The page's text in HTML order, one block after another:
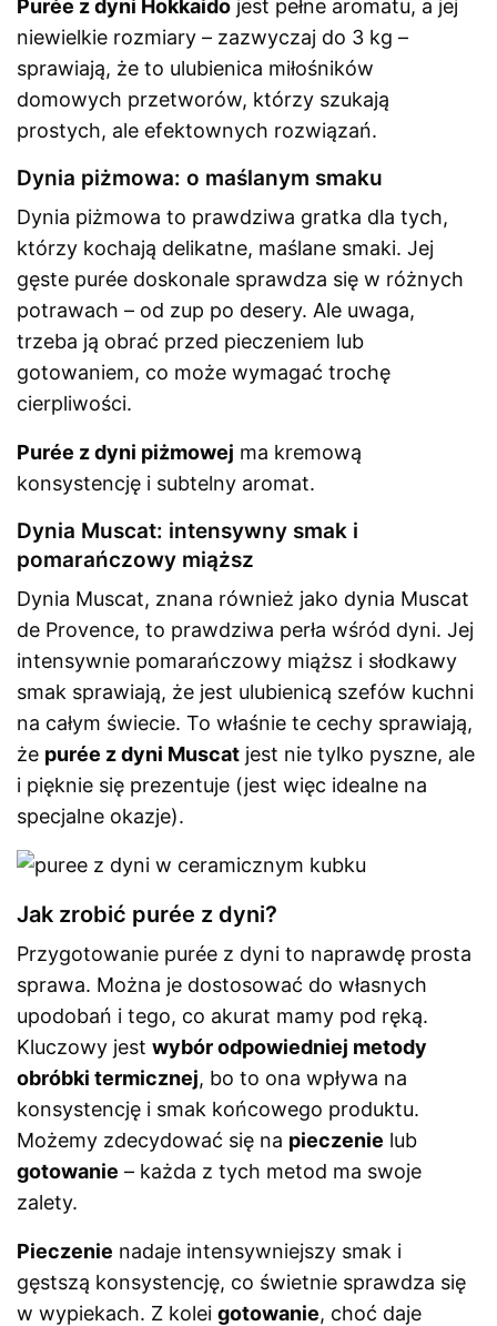
Purée z dyni Hokkaido jest pełne aromatu, a jej
niewielkie rozmiary – zazwyczaj do 3 kg –
sprawiają, że to ulubienica miłośników
domowych przetworów, którzy szukają
prostych, ale efektownych rozwiązań.
Dynia piżmowa: o maślanym smaku
Dynia piżmowa to prawdziwa gratka dla tych,
którzy kochają delikatne, maślane smaki. Jej
gęste purée doskonale sprawdza się w różnych
potrawach – od zup po desery. Ale uwaga,
trzeba ją obrać przed pieczeniem lub
gotowaniem, co może wymagać trochę
cierpliwości.
Purée z dyni piżmowej ma kremową
konsystencję i subtelny aromat.
Dynia Muscat: intensywny smak i
pomarańczowy miąższ
Dynia Muscat, znana również jako dynia Muscat
de Provence, to prawdziwa perła wśród dyni. Jej
intensywnie pomarańczowy miąższ i słodkawy
smak sprawiają, że jest ulubienicą szefów kuchni
na całym świecie. To właśnie te cechy sprawiają,
że purée z dyni Muscat jest nie tylko pyszne, ale
i pięknie się prezentuje (jest więc idealne na
specjalne okazje).
Jak zrobić purée z dyni?
Przygotowanie purée z dyni to naprawdę prosta
sprawa. Można je dostosować do własnych
upodobań i tego, co akurat mamy pod ręką.
Kluczowy jestwybór odpowiedniej metody
obróbki termicznej, bo to ona wpływa na
konsystencję i smak końcowego produktu.
Możemy zdecydować się na pieczenie lub
gotowanie – każda z tych metod ma swoje
zalety.
Pieczenie nadaje intensywniejszy smak i
gęstszą konsystencję, co świetnie sprawdza się
w wypiekach. Z koleigotowanie, choć daje